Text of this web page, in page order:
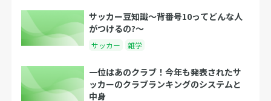
サッカー豆知識～背番号10ってどんな人
がつけるの?～
サッカー 雑学
一位はあのクラブ！今年も発表されたサ
ッカーのクラブランキングのシステムと
中身